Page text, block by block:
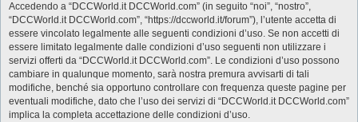
Accedendo a “DCCWorld.it DCCWorld.com” (in seguito “noi”, “nostro”,
“DCCWorld.it DCCWorld.com”, “https://dccworld.it/forum”), l’utente accetta di
essere vincolato legalmente alle seguenti condizioni d’uso. Se non accetti di
essere limitato legalmente dalle condizioni d’uso seguenti non utilizzare i
servizi offerti da “DCCWorld.it DCCWorld.com”. Le condizioni d’uso possono
cambiare in qualunque momento, sarà nostra premura avvisarti di tali
modifiche, benché sia opportuno controllare con frequenza queste pagine per
eventuali modifiche, dato che l’uso dei servizi di “DCCWorld.it DCCWorld.com”
implica la completa accettazione delle condizioni d’uso.